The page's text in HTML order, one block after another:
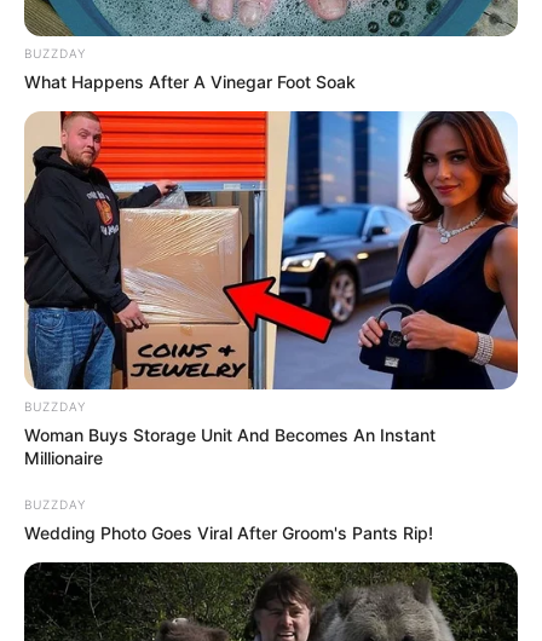
BUZZDAY
What Happens After A Vinegar Foot Soak
BUZZDAY
Woman Buys Storage Unit And Becomes An Instant
Millionaire
BUZZDAY
Wedding Photo Goes Viral After Groom's Pants Rip!